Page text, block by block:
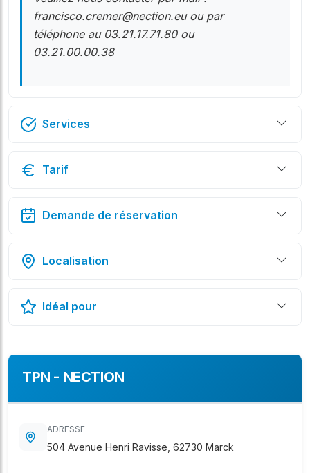
francisco.cremer@nection.eu ou par
téléphone au 03.21.17.71.80 ou
03.21.00.00.38
Services
Tarif
Demande de réservation
Localisation
Idéal pour
TPN - NECTION
ADRESSE
504 Avenue Henri Ravisse, 62730 Marck